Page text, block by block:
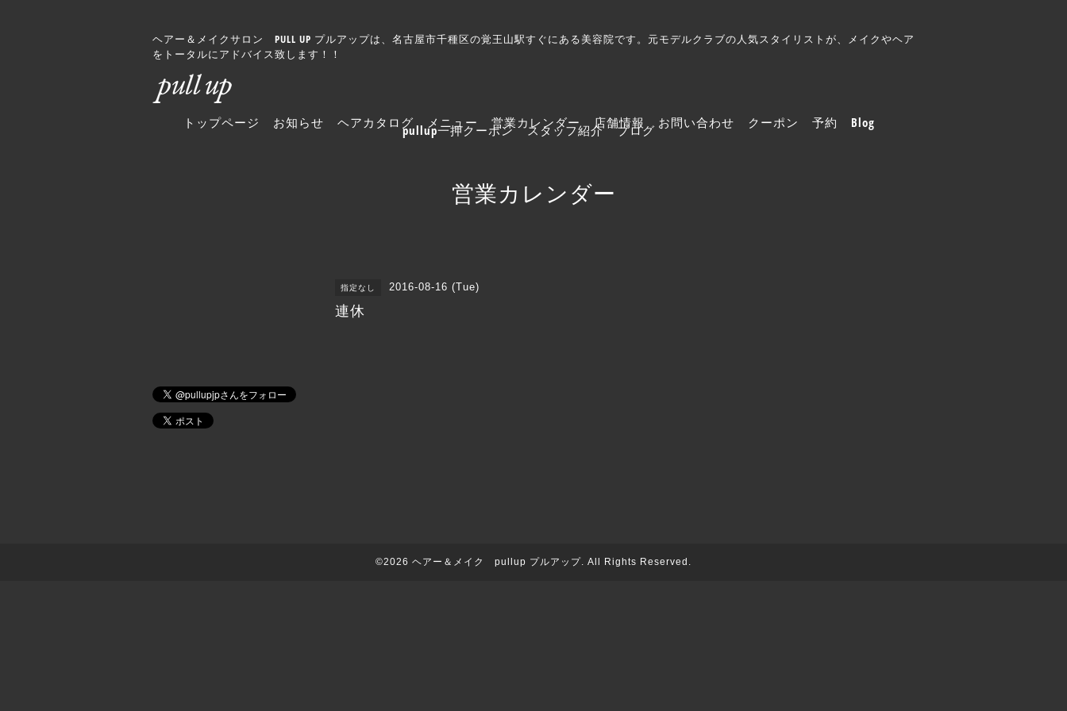
ヘアー＆メイクサロン PULL UP プルアップは、名古屋市千種区の覚王山駅すぐにある美容院です。元モデルクラブの人気スタイリストが、メイクやヘア
をトータルにアドバイス致します！！
トップページ お知らせ ヘアカタログ メニュー 営業カレンダー 店舗情報 お問い合わせ クーポン 予約 Blog
pullup一押クーポン スタッフ紹介 ブログ
営業カレンダー
指定なし 2016-08-16 (Tue)
連休
©2026 ヘアー＆メイク pullup プルアップ. All Rights Reserved.